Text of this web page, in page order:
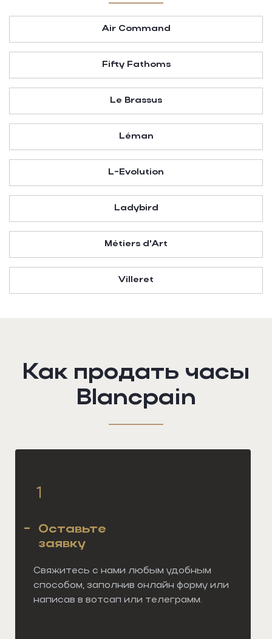
Air Command
Fifty Fathoms
Le Brassus
Léman
L-Evolution
Ladybird
Métiers d'Art
Villeret
Как продать часы
Blancpain
-
Оставьте
заявку
Свяжитесь с нами любым удобным
способом, заполнив онлайн форму или
написав в вотсап или телеграмм.